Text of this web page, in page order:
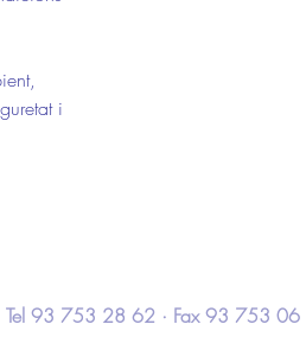
i
· Tel 93 753 28 62 · Fax 93 753